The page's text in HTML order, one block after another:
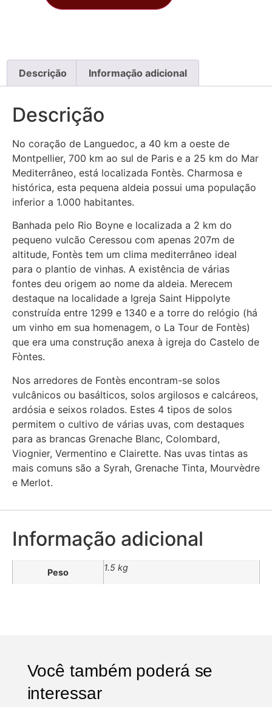
Descrição Informação adicional
Descrição
No coração de Languedoc, a 40 km a oeste de
Montpellier, 700 km ao sul de Paris e a 25 km do Mar
Mediterrâneo, está localizada Fontès. Charmosa e
histórica, esta pequena aldeia possui uma população
inferior a 1.000 habitantes.
Banhada pelo Rio Boyne e localizada a 2 km do
pequeno vulcão Ceressou com apenas 207m de
altitude, Fontès tem um clima mediterrâneo ideal
para o plantio de vinhas. A existência de várias
fontes deu origem ao nome da aldeia. Merecem
destaque na localidade a Igreja Saint Hippolyte
construída entre 1299 e 1340 e a torre do relógio (há
um vinho em sua homenagem, o La Tour de Fontès)
que era uma construção anexa à igreja do Castelo de
Fòntes.
Nos arredores de Fontès encontram-se solos
vulcânicos ou basálticos, solos argilosos e calcáreos,
ardósia e seixos rolados. Estes 4 tipos de solos
permitem o cultivo de várias uvas, com destaques
para as brancas Grenache Blanc, Colombard,
Viognier, Vermentino e Clairette. Nas uvas tintas as
mais comuns são a Syrah, Grenache Tinta, Mourvèdre
e Merlot.
Informação adicional
Peso 1.5 kg
Você também poderá se
interessar